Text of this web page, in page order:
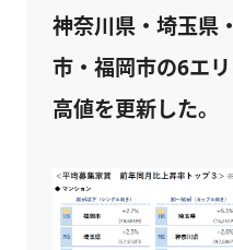
神奈川県・埼玉県
市・福岡市の6エ
高値を更新した。